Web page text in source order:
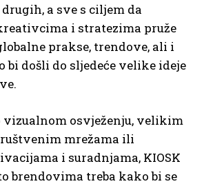
drugih, a sve s ciljem da
i stratezima pruže
prakse, trendove, ali i
došli do sljedeće velike ideje
vizualnom osvježenju, velikim
mrežama ili
i suradnjama, KIOSK
brendovima treba kako bi se